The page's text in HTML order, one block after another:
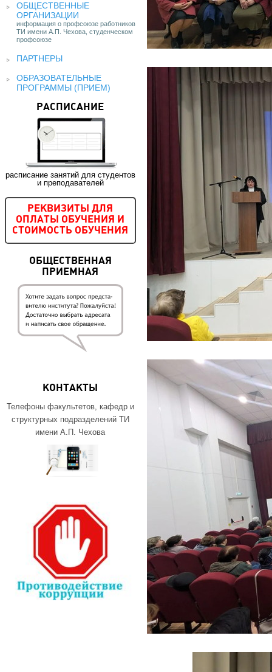
ОБЩЕСТВЕННЫЕ
ОРГАНИЗАЦИИ
информация о профсоюзе работников
ТИ имени А.П. Чехова, студенческом
профсоюзе
ПАРТНЕРЫ
ОБРАЗОВАТЕЛЬНЫЕ
ПРОГРАММЫ (ПРИЕМ)
РАСПИСАНИЕ
расписание занятий для студентов
и преподавателей
РЕКВИЗИТЫ ДЛЯ
ОПЛАТЫ ОБУЧЕНИЯ И
СТОИМОСТЬ ОБУЧЕНИЯ
ОБЩЕСТВЕННАЯ
ПРИЕМНАЯ
КОНТАКТЫ
Телефоны факультетов, кафедр и
структурных подразделений ТИ
имени А.П. Чехова